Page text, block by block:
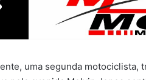
uma segunda motociclista,